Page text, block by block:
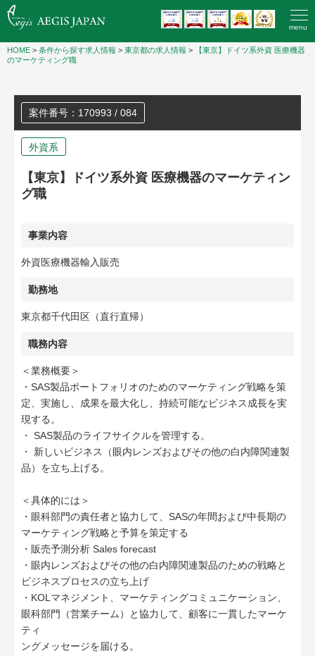
menu
HOME > 条件から探す求人情報 > 東京都の求人情報 >
【東京】ドイツ系外資 医療機器
のマーケティング職
案件番号：170993 / 084
外資系
【東京】ドイツ系外資 医療機器のマーケティン
グ職
事業内容
外資医療機器輸入販売
勤務地
東京都千代田区（直行直帰）
職務内容
＜業務概要＞
・SAS製品ポートフォリオのためのマーケティング戦略を策
定、実施し、成果を最大化し、持続可能なビジネス成長を実
現する。
・ SAS製品のライフサイクルを管理する。
・ 新しいビジネス（眼内レンズおよびその他の白内障関連製
品）を立ち上げる。
＜具体的には＞
・眼科部門の責任者と協力して、SASの年間および中長期の
マーケティング戦略と予算を策定する
・販売予測分析 Sales forecast
・眼内レンズおよびその他の白内障関連製品のための戦略と
ビジネスプロセスの立ち上げ
・KOLマネジメント、マーケティングコミュニケーション、
眼科部門（営業チーム）と協力して、顧客に一貫したマーケ
ティ
ングメッセージを届ける。